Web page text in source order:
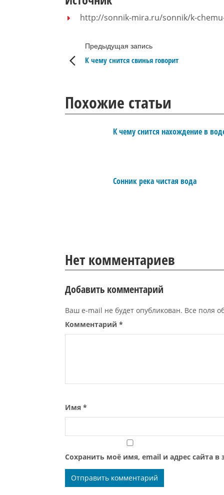
http://sonnik-mira.ru/sonnik/k-
Предыдущая запись
К чему снится свинья говорит
Похожие статьи
К чему снится нахождение в
Сонник река чистая вода
Нет комментариев
Добавить комментарий
Ваш e-mail не будет опубликован. Все поля
Комментарий *
Имя *
Сохранить моё имя, email и адрес сайта